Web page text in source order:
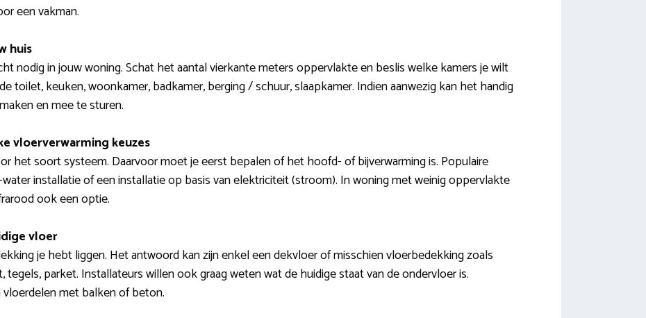
een vakman.
huis
nodig in jouw woning. Schat het aantal vierkante meters oppervlakte en beslis welke kamers je wilt
toilet, keuken, woonkamer, badkamer, berging / schuur, slaapkamer. Indien aanwezig kan het handig
en mee te sturen.
vloerverwarming keuzes
het soort systeem. Daarvoor moet je eerst bepalen of het hoofd- of bijverwarming is. Populaire
installatie of een installatie op basis van elektriciteit (stroom). In woning met weinig oppervlakte
ook een optie.
vloer
je hebt liggen. Het antwoord kan zijn enkel een dekvloer of misschien vloerbedekking zoals
tegels, parket. Installateurs willen ook graag weten wat de huidige staat van de ondervloer is.
met balken of beton.